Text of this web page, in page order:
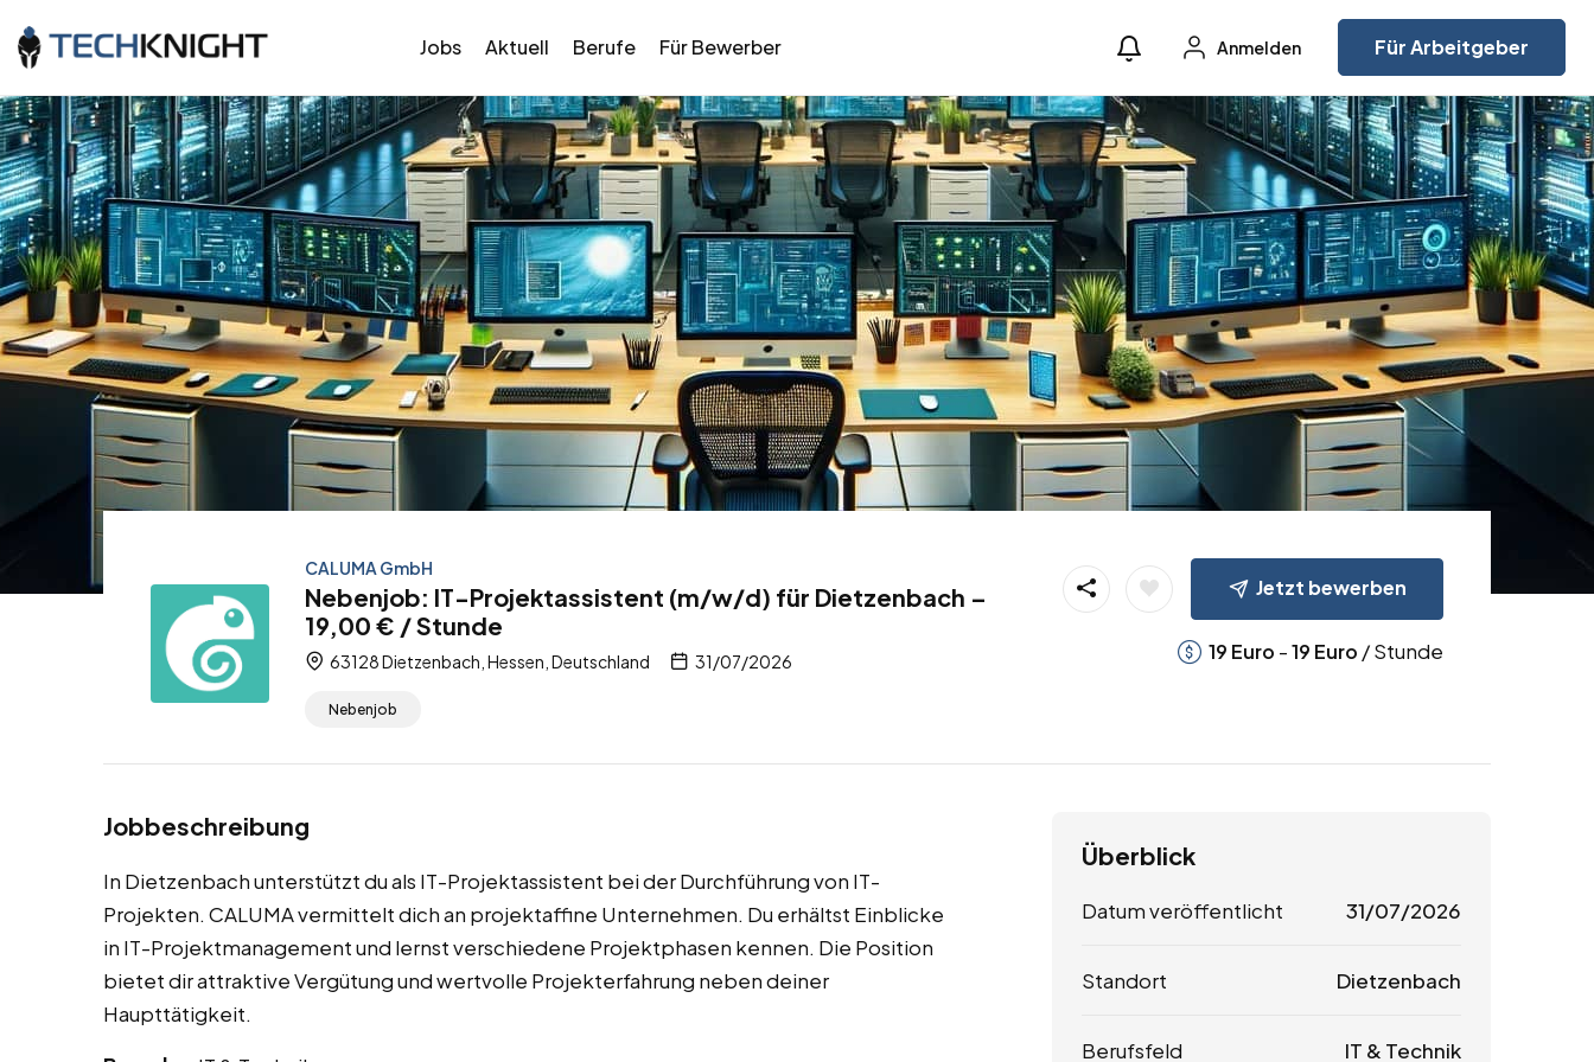
Jobs Aktuell Berufe Für Bewerber Anmelden Für Arbeitgeber
CALUMA GmbH
Nebenjob: IT-Projektassistent (m/w/d) für Dietzenbach –
19,00 € / Stunde
63128 Dietzenbach, Hessen, Deutschland 31/07/2026
Nebenjob
Jetzt bewerben
19 Euro -19 Euro / Stunde
Jobbeschreibung
In Dietzenbach unterstützt du als IT-Projektassistent bei der Durchführung von IT-
Projekten. CALUMA vermittelt dich an projektaffine Unternehmen. Du erhältst Einblicke
in IT-Projektmanagement und lernst verschiedene Projektphasen kennen. Die Position
bietet dir attraktive Vergütung und wertvolle Projekterfahrung neben deiner
Haupttätigkeit.
Überblick
Datum veröffentlicht 31/07/2026
Standort Dietzenbach
Berufsfeld IT & Technik